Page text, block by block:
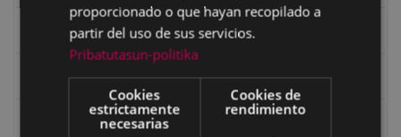
Ermitas
Fondo Bolumburu
Fondo Carlos Narbaiza
proporcionado o que hayan recopilado a
partir del uso de sus servicios.
Pribatutasun-politika
Cookies
estrictamente
necesarias
Cookies de
rendimiento